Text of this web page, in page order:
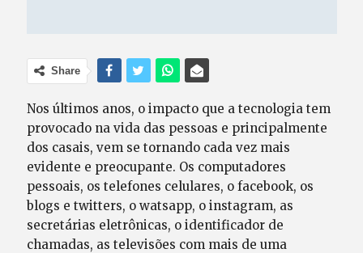
Share
Nos últimos anos, o impacto que a tecnologia tem
provocado na vida das pessoas e principalmente
dos casais, vem se tornando cada vez mais
evidente e preocupante. Os computadores
pessoais, os telefones celulares, o facebook, os
blogs e twitters, o watsapp, o instagram, as
secretárias eletrônicas, o identificador de
chamadas, as televisões com mais de uma